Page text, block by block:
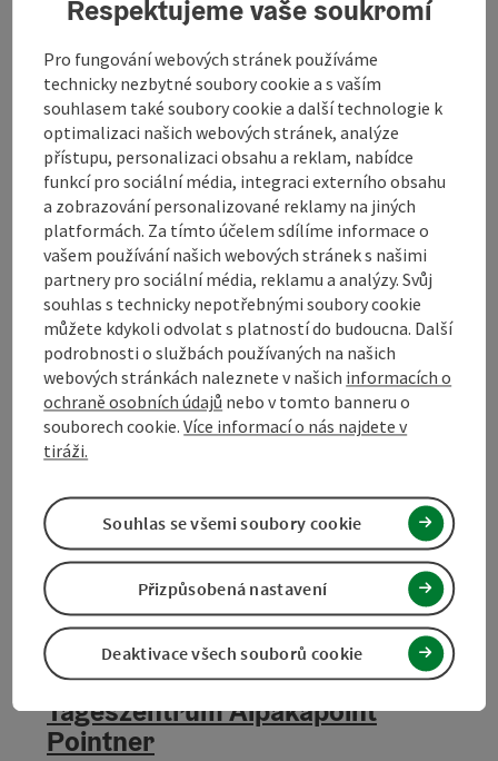
Označit příspěvek: Radtag der Radgruppe Windhaag
Radtag der Radgruppe
Windhaag
Lokace
Windhaag bei Freistadt
další termín
4. říjen2026, 12:30
Označit příspěvek: 10jähriges Jubiläum
10jähriges Jubiläum
Tageszentrum Alpakapoint
Pointner
Respektujeme vaše soukromí
Pro fungování webových stránek používáme
technicky nezbytné soubory cookie a s vaším
souhlasem také soubory cookie a další technologie k
optimalizaci našich webových stránek, analýze
přístupu, personalizaci obsahu a reklam, nabídce
funkcí pro sociální média, integraci externího obsahu
a zobrazování personalizované reklamy na jiných
platformách. Za tímto účelem sdílíme informace o
vašem používání našich webových stránek s našimi
partnery pro sociální média, reklamu a analýzy. Svůj
souhlas s technicky nepotřebnými soubory cookie
můžete kdykoli odvolat s platností do budoucna. Další
podrobnosti o službách používaných na našich
webových stránkách naleznete v našich informacích o
ochraně osobních údajů nebo v tomto banneru o
souborech cookie.Více informací o nás najdete v
tiráži.
Deaktivace všech souborů cookie
Přizpůsobená nastavení
Souhlas se všemi soubory cookie